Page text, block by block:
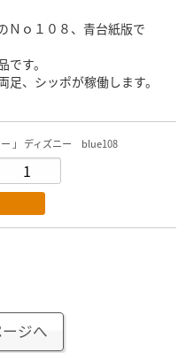
Ｎｏ１０８、青台紙版で
す。
、シッポが稼働します。
」 ディズニー blue108
ジへ